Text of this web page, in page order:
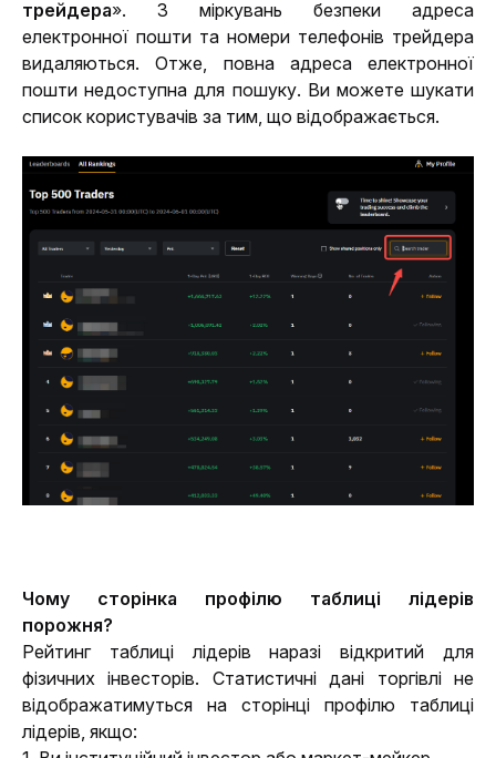
трейдера». З міркувань безпеки адреса
електронної пошти та номери телефонів трейдера
видаляються. Отже, повна адреса електронної
пошти недоступна для пошуку. Ви можете шукати
список користувачів за тим, що відображається.
Чому сторінка профілю таблиці лідерів
порожня?
Рейтинг таблиці лідерів наразі відкритий для
фізичних інвесторів. Статистичні дані торгівлі не
відображатимуться на сторінці профілю таблиці
лідерів, якщо: